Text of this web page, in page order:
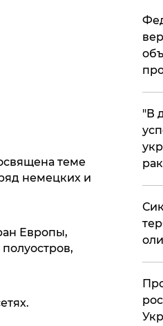
теме
немецких и
Европы,
​"В